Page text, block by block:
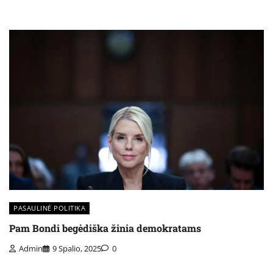
PASAULINĖ POLITIKA
Pam Bondi begėdiška žinia demokratams
Admin 9 Spalio, 2025 0